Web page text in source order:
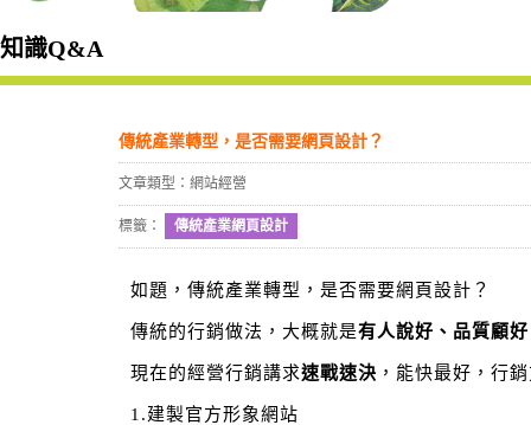
知識Q&A
傳統產業轉型，是否需要網頁設計？
文章類型：網站經營
標籤： 傳統產業網頁設計
如題，傳統產業轉型，是否需要網頁設計？
傳統的行銷做法，大概就是有人說好 、品質顧好
現在的經營行銷講求速戰速決 ，能快最好，行
1.建製官方形象網站